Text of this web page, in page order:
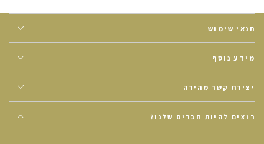
תנאי שימוש
מידע נוסף
יצירת קשר מהירה
רוצים להיות חברים שלנו?